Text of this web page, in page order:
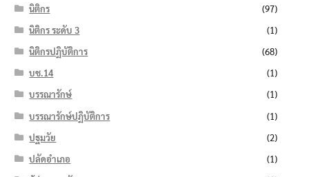
นิติกร
(97)
นิติกร ระดับ 3
(1)
นิติกรปฏิบัติการ
(68)
บช.14
(1)
บรรณารักษ์
(1)
บรรณารักษ์ปฏิบัติการ
(1)
ปฐมวัย
(2)
ปลัดอำเภอ
(1)